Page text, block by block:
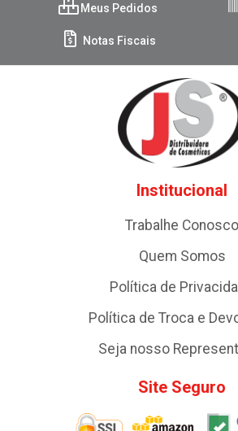
Meus Pedidos
Notas Fiscais
Institucional
Trabalhe Conosco
Quem Somos
Política de
Política de Troca e
Seja nosso
Site Seguro